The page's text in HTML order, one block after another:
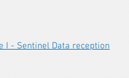
I - Sentinel Data reception